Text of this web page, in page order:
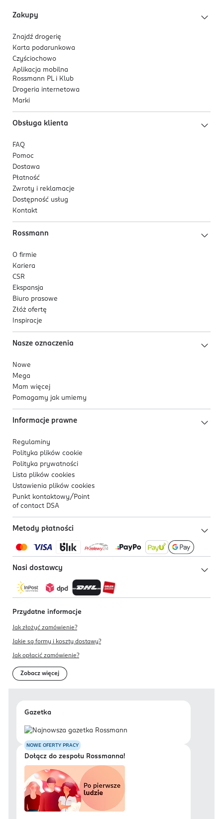
Zakupy
Znajdź drogerię
Karta podarunkowa
Czyściochowo
Aplikacja mobilna
Rossmann PL i Klub
Drogeria internetowa
Marki
Obsługa klienta
FAQ
Pomoc
Dostawa
Płatność
Zwroty i reklamacje
Dostępność usług
Kontakt
Rossmann
O firmie
Kariera
CSR
Ekspansja
Biuro prasowe
Złóż ofertę
Inspiracje
Nasze oznaczenia
Nowe
Mega
Mam więcej
Pomagamy jak umiemy
Informacje prawne
Regulaminy
Polityka plików cookie
Polityka prywatności
Lista plików cookies
Ustawienia plików cookies
Punkt kontaktowy/ Point
of contact DSA
Metody płatności
Nasi dostawcy
Przydatne informacje
Jak złożyć zamówienie?
Jakie są formy i koszty dostawy?
Jak opłacić zamówienie?
Zobacz więcej
Gazetka
NOWE OFERTY PRACY
Dołącz do zespołu Rossmanna!